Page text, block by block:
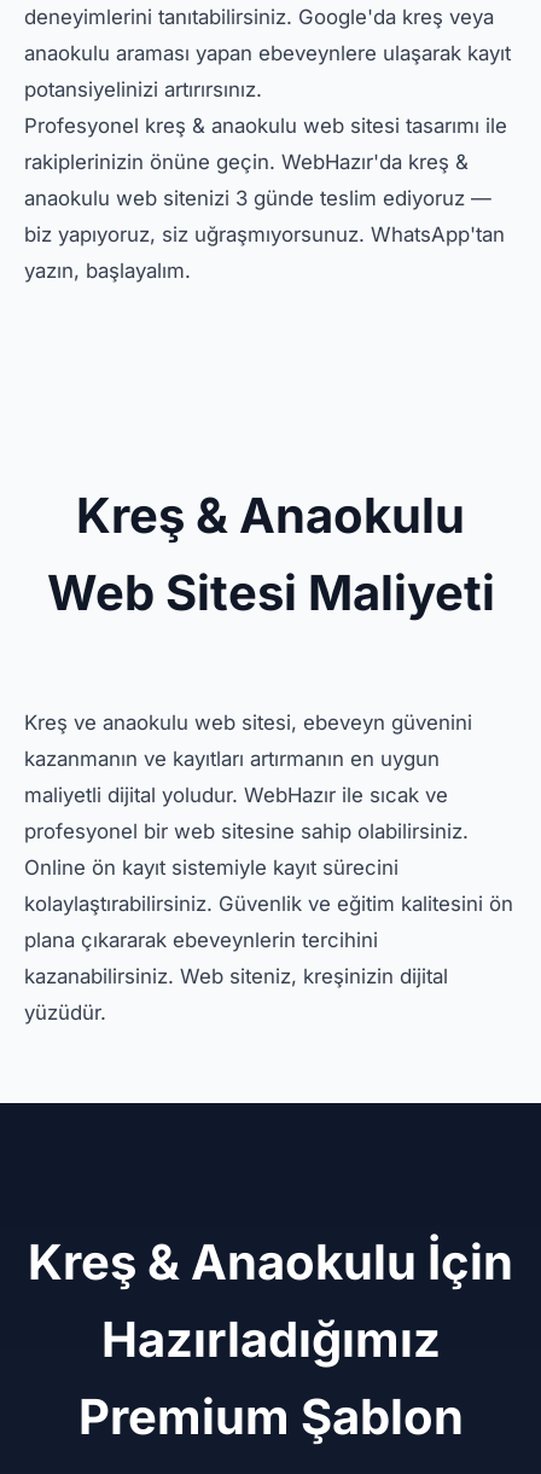
deneyimlerini tanıtabilirsiniz. Google'da kreş veya
anaokulu araması yapan ebeveynlere ulaşarak kayıt
potansiyelinizi artırırsınız.
Profesyonel kreş & anaokulu web sitesi tasarımı ile
rakiplerinizin önüne geçin. WebHazır'da kreş &
anaokulu web sitenizi 3 günde teslim ediyoruz —
biz yapıyoruz, siz uğraşmıyorsunuz. WhatsApp'tan
yazın, başlayalım.
Kreş & Anaokulu
Web Sitesi Maliyeti
Kreş ve anaokulu web sitesi, ebeveyn güvenini
kazanmanın ve kayıtları artırmanın en uygun
maliyetli dijital yoludur. WebHazır ile sıcak ve
profesyonel bir web sitesine sahip olabilirsiniz.
Online ön kayıt sistemiyle kayıt sürecini
kolaylaştırabilirsiniz. Güvenlik ve eğitim kalitesini ön
plana çıkararak ebeveynlerin tercihini
kazanabilirsiniz. Web siteniz, kreşinizin dijital
yüzüdür.
Kreş & Anaokulu İçin
Hazırladığımız
Premium Şablon